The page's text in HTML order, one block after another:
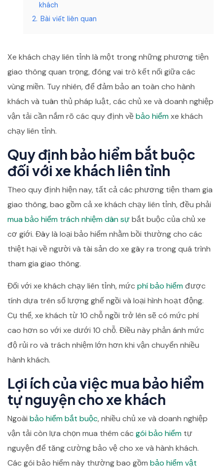
khách
2. Bài viết liên quan
Xe khách chạy liên tỉnh là một trong những phương tiện
giao thông quan trọng, đóng vai trò kết nối giữa các
vùng miền. Tuy nhiên, để đảm bảo an toàn cho hành
khách và tuân thủ pháp luật, các chủ xe và doanh nghiệp
vận tải cần nắm rõ các quy định vềbảo hiểmxe khách
chạy liên tỉnh.
Quy định bảo hiểm bắt buộc
đối với xe khách liên tỉnh
Theo quy định hiện nay, tất cả các phương tiện tham gia
giao thông, bao gồm cả xe khách chạy liên tỉnh, đều phải
mua bảo hiểm trách nhiệm dân sựbắt buộc của chủ xe
cơ giới. Đây là loại bảo hiểm nhằm bồi thường cho các
thiệt hại về người và tài sản do xe gây ra trong quá trình
tham gia giao thông.
Đối với xe khách chạy liên tỉnh, mức phí bảo hiểmđược
tính dựa trên số lượng ghế ngồi và loại hình hoạt động.
Cụ thể, xe khách từ 10 chỗ ngồi trở lên sẽ có mức phí
cao hơn so với xe dưới 10 chỗ. Điều này phản ánh mức
độ rủi ro và trách nhiệm lớn hơn khi vận chuyển nhiều
hành khách.
Lợi ích của việc mua bảo hiểm
tự nguyện cho xe khách
Ngoài bảo hiểm bắt buộc, nhiều chủ xe và doanh nghiệp
vận tải còn lựa chọn mua thêm các gói bảo hiểm tự
nguyện để tăng cường bảo vệ cho xe và hành khách.
Các gói bảo hiểm này thường bao gồm bảo hiểm vật